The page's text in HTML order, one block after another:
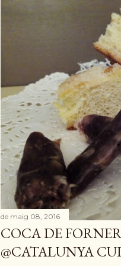
de maig 08, 2016
COCA DE
@CATALUNYA